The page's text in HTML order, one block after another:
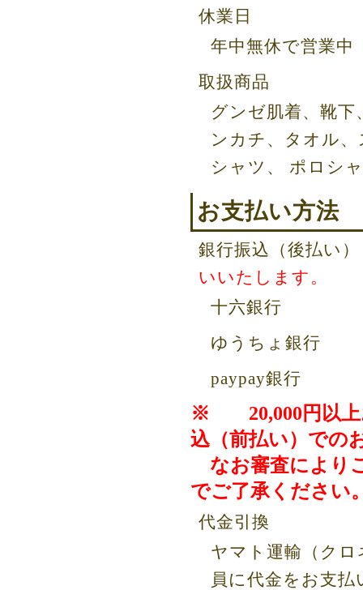
休業日
年中無休で営業中
取扱商品
グンゼ肌着、靴
ンカチ、タオル
シャツ、 ポロシ
お支払い方法
銀行振込（後
いいたします。
十六銀行
ゆうちょ銀行
paypay銀行
※ 20,000円以上
込（前払い）での
なお審査により
でご了承ください
代金引換
ヤマト運輸（ク
員に代金をお支